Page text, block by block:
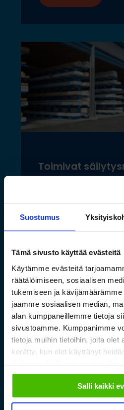
Suostumus
Tämä sivusto käyttää evästeitä
Käytämme evästeitä
räätälöimiseen, sosiaalisen
tukemiseen ja
jaamme sosiaalisen median,
alan kumppaneillemme tietoja
sivustoamme. Kumppanimme
tietoja muihin tietoihin, joita olet
kerätty, kun olet käyttänyt
sallimiisi evästeisiin.
Salli kaikki
Toimivat